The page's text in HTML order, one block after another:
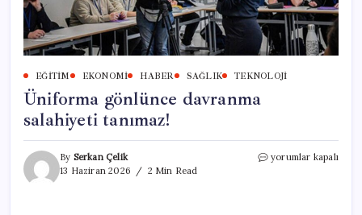
EĞITIM EKONOMI HABER SAĞLIK TEKNOLOJI
Üniforma gönlünce davranma
salahiyeti tanımaz!
By Serkan Çelik
13 Haziran 2026
2 Min Read
Üniforma
yorumlar kapalı